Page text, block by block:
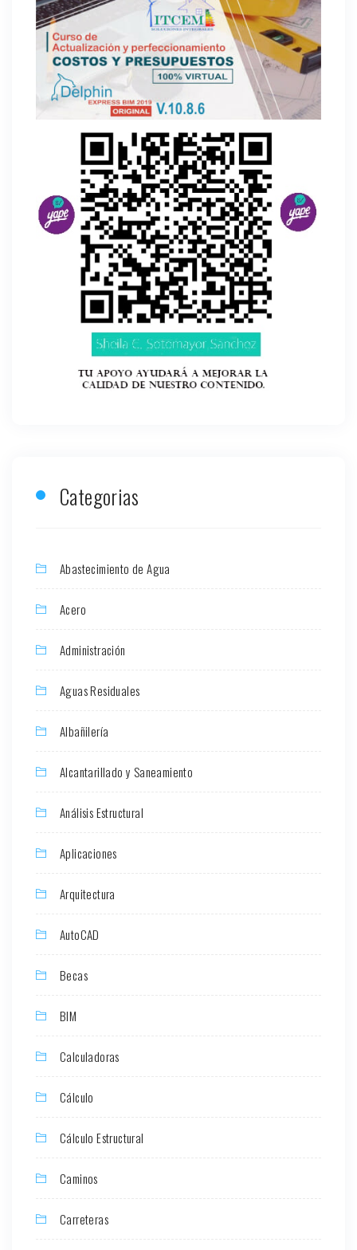
Categorias
Abastecimiento de Agua
Acero
Administración
Aguas Residuales
Albañilería
Alcantarillado y Saneamiento
Análisis Estructural
Aplicaciones
Arquitectura
AutoCAD
Becas
BIM
Calculadoras
Cálculo
Cálculo Estructural
Caminos
Carreteras